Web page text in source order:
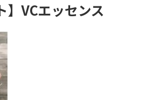
】VCエッセンス